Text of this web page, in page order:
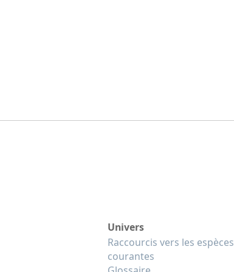
Univers
Raccourcis vers les espèces
courantes